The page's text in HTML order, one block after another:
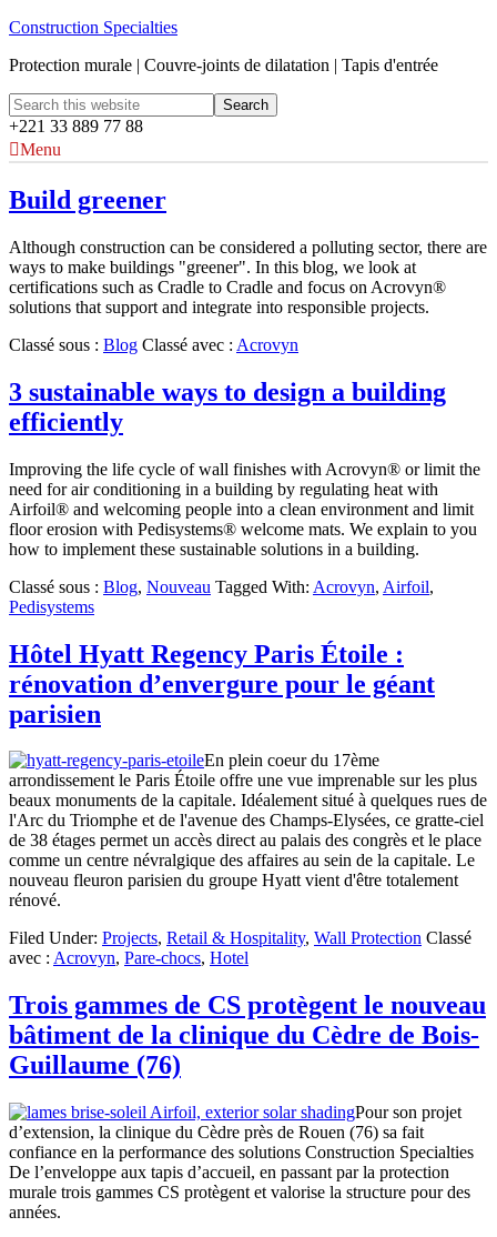
Construction Specialties
Protection murale | Couvre-joints de dilatation | Tapis d'entrée
+221 33 889 77 88
Menu
Build greener
Although construction can be considered a polluting sector, there are
ways to make buildings "greener". In this blog, we look at
certifications such as Cradle to Cradle and focus on Acrovyn®
solutions that support and integrate into responsible projects.
Classé sous : Blog Classé avec : Acrovyn
3 sustainable ways to design a building
efficiently
Improving the life cycle of wall finishes with Acrovyn® or limit the
need for air conditioning in a building by regulating heat with
Airfoil® and welcoming people into a clean environment and limit
floor erosion with Pedisystems® welcome mats. We explain to you
how to implement these sustainable solutions in a building.
Classé sous : Blog, Nouveau Tagged With: Acrovyn, Airfoil,
Pedisystems
Hôtel Hyatt Regency Paris Étoile :
rénovation d’envergure pour le géant
parisien
En plein coeur du 17ème
arrondissement le Paris Étoile offre une vue imprenable sur les plus
beaux monuments de la capitale. Idéalement situé à quelques rues de
l'Arc du Triomphe et de l'avenue des Champs-Elysées, ce gratte-ciel
de 38 étages permet un accès direct au palais des congrès et le place
comme un centre névralgique des affaires au sein de la capitale. Le
nouveau fleuron parisien du groupe Hyatt vient d'être totalement
rénové.
Filed Under: Projects, Retail & Hospitality, Wall Protection Classé
avec : Acrovyn, Pare-chocs, Hotel
Trois gammes de CS protègent le nouveau
bâtiment de la clinique du Cèdre de Bois-
Guillaume (76)
Pour son projet
d’extension, la clinique du Cèdre près de Rouen (76) sa fait
confiance en la performance des solutions Construction Specialties
De l’enveloppe aux tapis d’accueil, en passant par la protection
murale trois gammes CS protègent et valorise la structure pour des
années.